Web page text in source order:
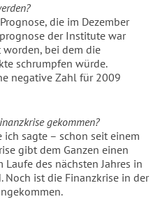
die im Dezember
der Institute war
bei dem die
schrumpfen würde.
negative Zahl für 2009
gekommen?
ich sagte – schon seit einem
gibt dem Ganzen einen
des nächsten Jahres in
Noch ist die Finanzkrise in der